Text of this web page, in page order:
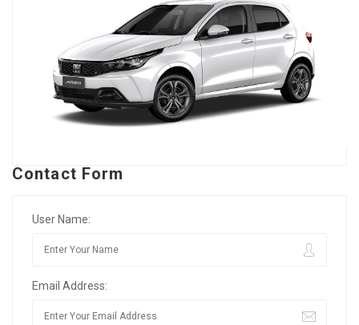
Contact Form
User Name:
Email Address: